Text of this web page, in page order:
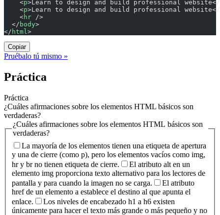
    <
p>Learn to design and build professional website</
    <
p>Learn to design and build professional website</
    <
hr />
  </
body>
</ html>
Copiar
Pruébalo tú mismo »
Práctica
Práctica
¿Cuáles afirmaciones sobre los elementos HTML básicos son
verdaderas?
¿Cuáles afirmaciones sobre los elementos HTML básicos son
verdaderas?
La mayoría de los elementos tienen una etiqueta de apertura
y una de cierre (como p), pero los elementos vacíos como img,
hr y br no tienen etiqueta de cierre.
El atributo alt en un
elemento img proporciona texto alternativo para los lectores de
pantalla y para cuando la imagen no se carga.
El atributo
href de un elemento a establece el destino al que apunta el
enlace.
Los niveles de encabezado h1 a h6 existen
únicamente para hacer el texto más grande o más pequeño y no